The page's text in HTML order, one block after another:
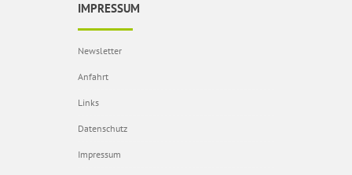
IMPRESSUM
Newsletter
Anfahrt
Links
Datenschutz
Impressum